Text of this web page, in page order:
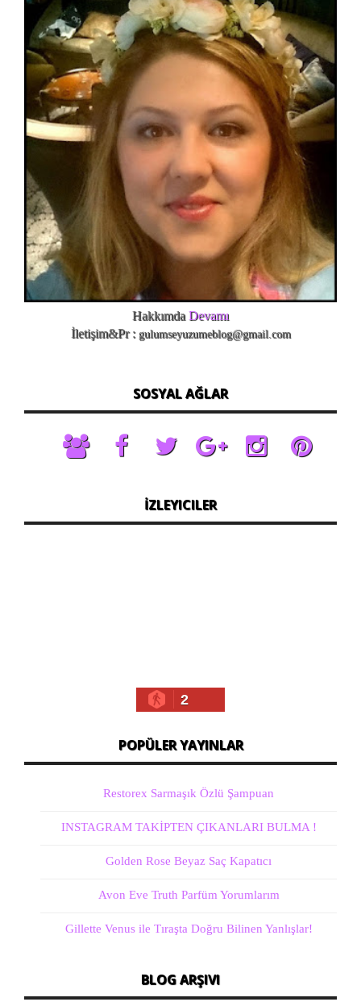
HakkımdaDevamı
İletişim&Pr : gulumseyuzumeblog@gmail.com
SOSYAL AĞLAR
İZLEYICILER
2
POPÜLER YAYINLAR
Restorex Sarmaşık Özlü Şampuan
INSTAGRAM TAKİPTEN ÇIKANLARI BULMA !
Golden Rose Beyaz Saç Kapatıcı
Avon Eve Truth Parfüm Yorumlarım
Gillette Venus ile Tıraşta Doğru Bilinen Yanlışlar!
BLOG ARŞIVI